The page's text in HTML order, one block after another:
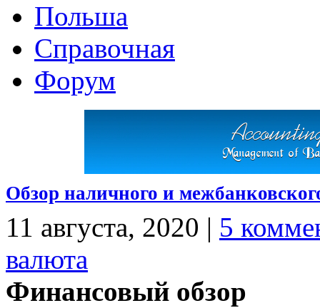
Польша
Справочная
Форум
Обзор наличного и
11 августа, 2020 | 5
валюта
Финансовый обзор